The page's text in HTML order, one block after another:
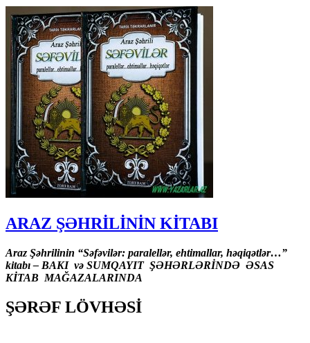
ARAZ ŞƏHRİLİNİN KİTABI
Araz Şəhrilinin “Səfəvilər: paralellər, ehtimallar, həqiqətlər…”
kitabı – BAKI və SUMQAYIT ŞƏHƏRLƏRİNDƏ ƏSAS
KİTAB MAĞAZALARINDA
ŞƏRƏF LÖVHƏSİ